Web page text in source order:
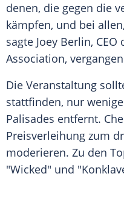
denen, die gegen die
kämpfen, und bei
sagte Joey Berlin, CEO
Association,
Die Veranstaltung
stattfinden, nur
Palisades entfernt.
Preisverleihung zum
moderieren. Zu den
"Wicked" und